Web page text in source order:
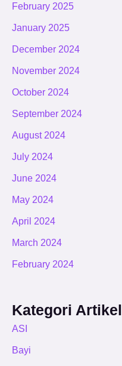
February 2025
January 2025
December 2024
November 2024
October 2024
September 2024
August 2024
July 2024
June 2024
May 2024
April 2024
March 2024
February 2024
Kategori Artikel
ASI
Bayi